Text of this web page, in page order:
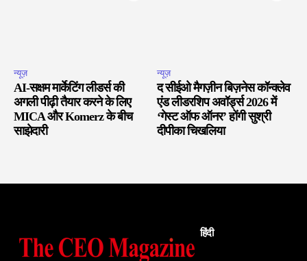
न्यूज़
AI-सक्षम मार्केटिंग लीडर्स की
अगली पीढ़ी तैयार करने के लिए
MICA और Komerz के बीच
साझेदारी
न्यूज़
द सीईओ मैगज़ीन बिज़नेस कॉन्क्लेव
एंड लीडरशिप अवॉर्ड्स 2026 में
‘गेस्ट ऑफ ऑनर’ होंगी सुश्री
दीपीका चिखलिया
हिंदी